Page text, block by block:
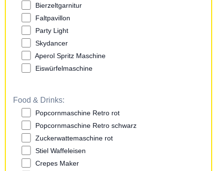
Bierzeltgarnitur
Faltpavillon
Party Light
Skydancer
Aperol Spritz Maschine
Eiswürfelmaschine
Food & Drinks:
Popcornmaschine Retro rot
Popcornmaschine Retro schwarz
Zuckerwattemaschine rot
Stiel Waffeleisen
Crepes Maker